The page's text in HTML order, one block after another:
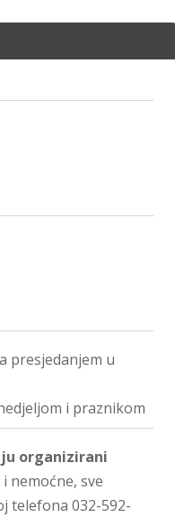
presjedanjem u
i praznikom
organizirani
nemoćne, sve
telefona 032-592-